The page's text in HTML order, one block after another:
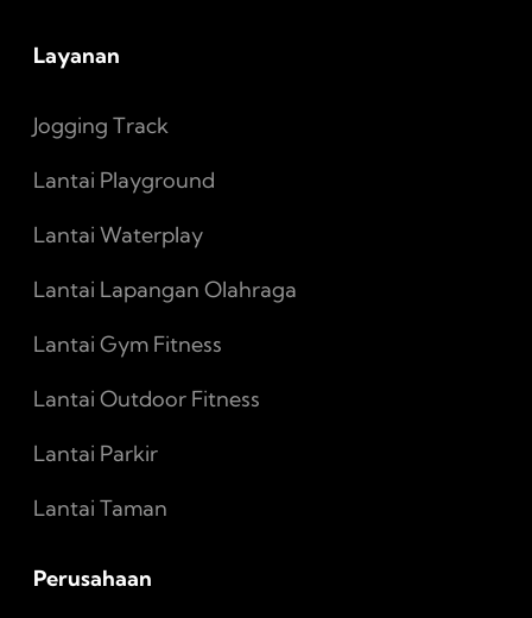
Layanan
Jogging Track
Lantai Playground
Lantai Waterplay
Lantai Lapangan Olahraga
Lantai Gym Fitness
Lantai Outdoor Fitness
Lantai Parkir
Lantai Taman
Perusahaan